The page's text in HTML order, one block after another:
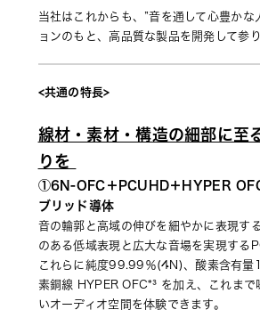
当社はこれからも、”音を通して心豊かな
ョンのもと、高品質な製品を開発して参り
<共通の特長>
線材・素材・構造の細部に至
りを
①6N-OFC＋PCUHD＋HYPER OFC
ブリッド導体
音の輪郭と高域の伸びを細やかに表現す
のある低域表現と広大な音場を実現する
これらに純度99.99％(4N)、酸素含有
素銅線 HYPER OFC*³ を加え、これまで
いオーディオ空間を体験できます。